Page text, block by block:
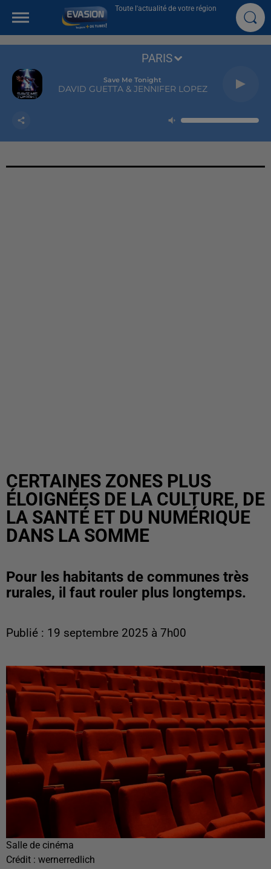
Toute l'actualité de votre région
Save Me Tonight
DAVID GUETTA & JENNIFER LOPEZ
PARIS
CERTAINES ZONES PLUS
ÉLOIGNÉES DE LA CULTURE, DE
LA SANTÉ ET DU NUMÉRIQUE
DANS LA SOMME
Pour les habitants de communes très
rurales, il faut rouler plus longtemps.
Publié : 19 septembre 2025 à 7h00
Salle de cinéma
Crédit : wernerredlich